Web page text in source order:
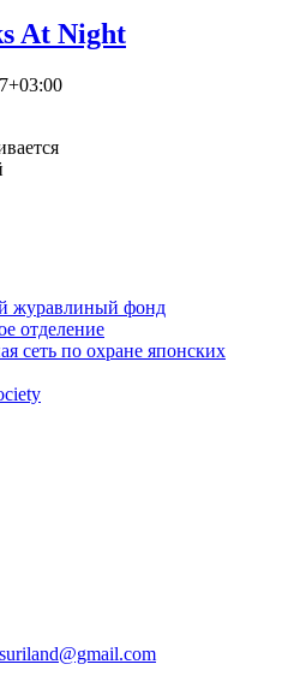
At Night
журавлиный фонд
отделение
сеть по охране японских